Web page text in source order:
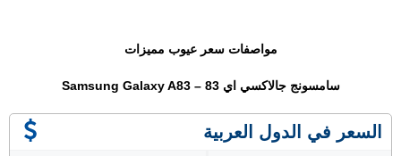
مواصفات سعر عيوب مميزات
سامسونج جالاكسي اي 83 – Samsung Galaxy A83
السعر في الدول العربية